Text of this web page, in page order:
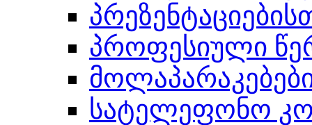
პროფესიული
სატელეფონო